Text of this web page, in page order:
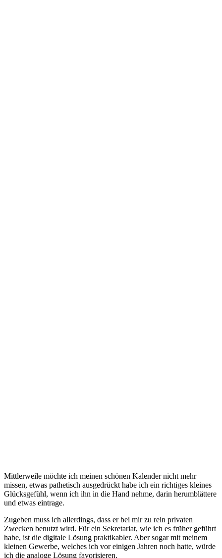
Mittlerweile möchte ich meinen schönen Kalender nicht mehr
missen, etwas pathetisch ausgedrückt habe ich ein richtiges kleines
Glücksgefühl, wenn ich ihn in die Hand nehme, darin herumblättere
und etwas eintrage.
Zugeben muss ich allerdings, dass er bei mir zu rein privaten
Zwecken benutzt wird. Für ein Sekretariat, wie ich es früher geführt
habe, ist die digitale Lösung praktikabler. Aber sogar mit meinem
kleinen Gewerbe, welches ich vor einigen Jahren noch hatte, würde
ich die analoge Lösung favorisieren.